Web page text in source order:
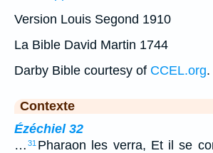
Version Louis Segond 1910
La Bible David Martin 1744
Darby Bible courtesy of CCEL.org.
Contexte
Ézéchiel 32
… 31 Pharaon les verra, Et il se